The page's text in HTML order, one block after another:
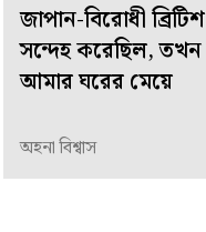
জাপান-বিরোধী
সন্দেহ করেছিল, তখন
আমার ঘরের মেয়ে
অহনা বিশ্বাস